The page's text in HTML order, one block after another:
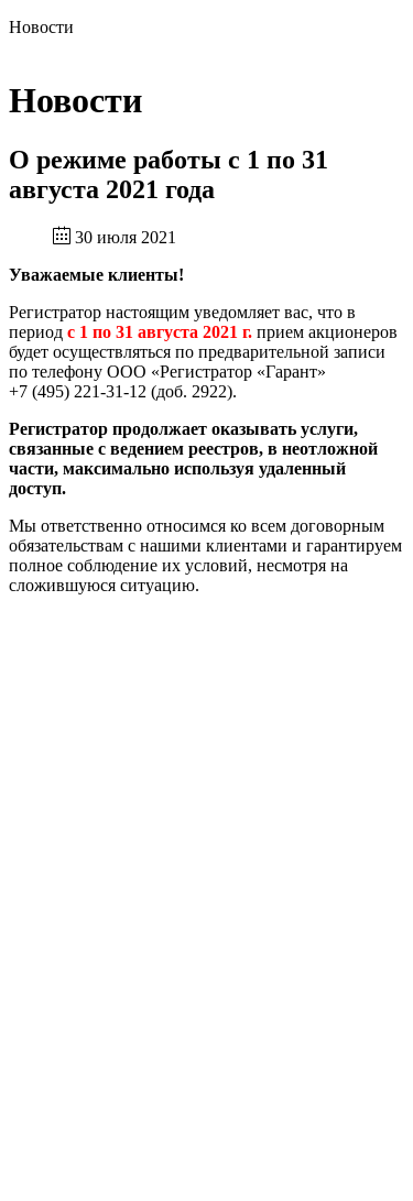
Новости
Новости
О режиме работы с 1 по 31
августа 2021 года
30 июля 2021
Уважаемые клиенты!
Регистратор настоящим уведомляет вас, что в
период с 1 по 31 августа 2021 г. прием акционеров
будет осуществляться по предварительной записи
по телефону ООО «Регистратор «Гарант»
+7 (495) 221-31-12 (доб. 2922).
Регистратор продолжает оказывать услуги,
связанные с ведением реестров, в неотложной
части, максимально используя удаленный
доступ.
Мы ответственно относимся ко всем договорным
обязательствам с нашими клиентами и гарантируем
полное соблюдение их условий, несмотря на
сложившуюся ситуацию.